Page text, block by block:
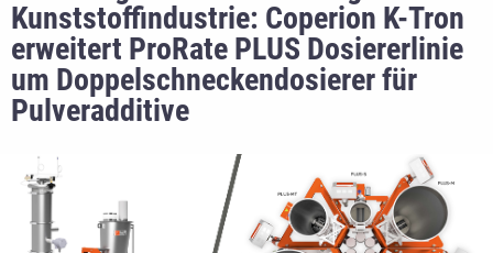
Kunststoffindustrie: Coperion K-Tron
erweitert ProRate PLUS Dosiererlinie
um Doppelschneckendosierer für
Pulveradditive